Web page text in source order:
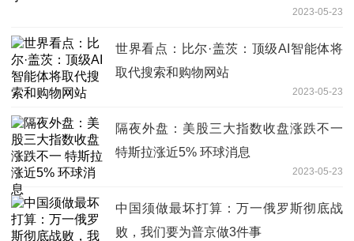
2023-05-23
世界看点：比尔·盖茨：顶级AI智能体将
取代搜索和购物网站
2023-05-23
隔夜外盘：美股三大指数收盘涨跌不一
特斯拉涨近5% 环球消息
2023-05-23
中国须做最坏打算：万一俄罗斯彻底战
败，我们要为普京做3件事